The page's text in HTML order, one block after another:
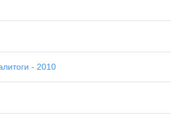
итоги - 2010